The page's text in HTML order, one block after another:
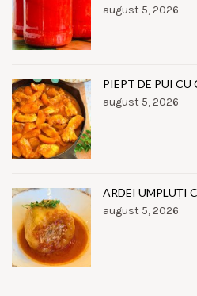
august 5, 2026
PIEPT DE PUI CU
august 5, 2026
ARDEI UMPLUȚI
august 5, 2026